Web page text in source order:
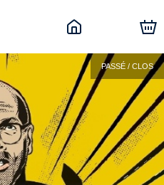
PASSÉ / CLOS